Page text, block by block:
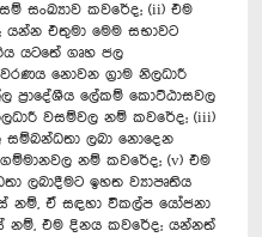
සංඛ්‍යාව කවරේද; (ii) එම
යන්න එතුමා මෙම සභාවට
යටතේ ගෘහ ජල
නොවන ග්‍රාම නිලධාරී
ප්‍රාදේශීය ලේකම් කොට්ඨාසවල
වසම්වල නම් කවරේද; (iii)
සම්බන්ධතා ලබා නොදෙන
නම් කවරේද; (v) එම
ලබාදීමට ඉහත ව්‍යාපෘතිය
නම්, ඒ සඳහා විකල්ප යෝජනා
නම්, එම දිනය කවරේද; යන්නත්